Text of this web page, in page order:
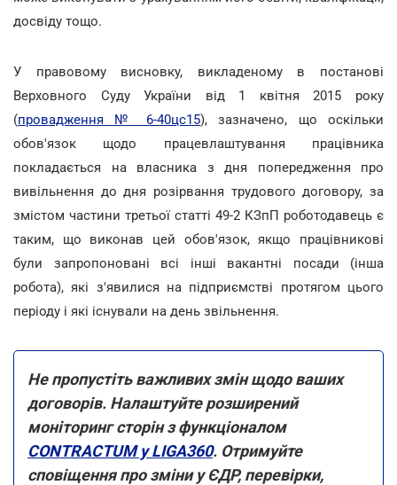
досвіду тощо.
У правовому висновку, викладеному в постанові
Верховного Суду України від 1 квітня 2015 року
(провадження № 6-40цс15), зазначено, що оскільки
обов'язок щодо працевлаштування працівника
покладається на власника з дня попередження про
вивільнення до дня розірвання трудового договору, за
змістом частини третьої статті 49-2 КЗпП роботодавець є
таким, що виконав цей обов'язок, якщо працівникові
були запропоновані всі інші вакантні посади (інша
робота), які з'явилися на підприємстві протягом цього
періоду і які існували на день звільнення.
Не пропустіть важливих змін щодо ваших
договорів. Налаштуйте розширений
моніторинг сторін з функціоналом
CONTRACTUM у LIGA360. Отримуйте
сповіщення про зміни у ЄДР, перевірки,